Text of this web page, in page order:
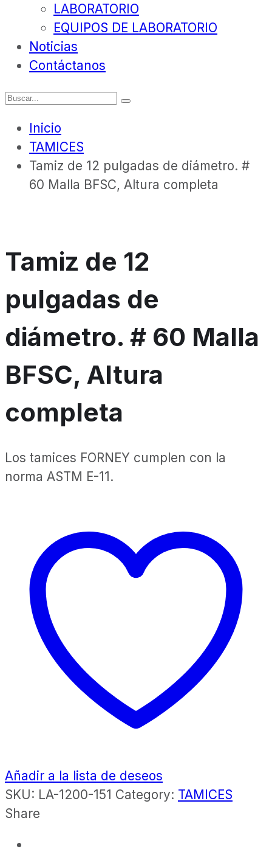
LABORATORIO
EQUIPOS DE LABORATORIO
Noticias
Contáctanos
Inicio
TAMICES
Tamiz de 12 pulgadas de diámetro. #
60 Malla BFSC, Altura completa
Tamiz de 12
pulgadas de
diámetro. # 60 Malla
BFSC, Altura
completa
Los tamices FORNEY cumplen con la
norma ASTM E-11.
Añadir a la lista de deseos
SKU: LA-1200-151 Category: TAMICES
Share